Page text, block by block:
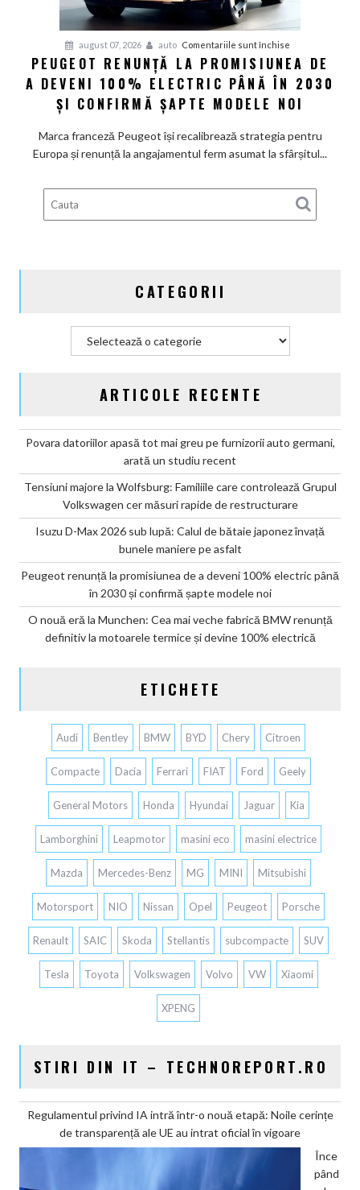
august 07, 2026 auto Comentariile sunt închise
Peugeot
renunță
la
de
a
electric
până
modele
PEUGEOT RENUNȚĂ LA PROMISIUNEA DE
A DEVENI 100% ELECTRIC PÂNĂ ÎN 2030
ȘI CONFIRMĂ ȘAPTE MODELE NOI
Marca franceză Peugeot își recalibrează strategia pentru
Europa și renunță la angajamentul ferm asumat la sfârșitul...
CATEGORII
ARTICOLE RECENTE
Povara datoriilor apasă tot mai greu pe furnizorii auto germani,
arată un studiu recent
Tensiuni majore la Wolfsburg: Familiile care controlează Grupul
Volkswagen cer măsuri rapide de restructurare
Isuzu D-Max 2026 sub lupă: Calul de bătaie japonez învață
bunele maniere pe asfalt
Peugeot renunță la promisiunea de a deveni 100% electric până
în 2030 și confirmă șapte modele noi
O nouă eră la Munchen: Cea mai veche fabrică BMW renunță
definitiv la motoarele termice și devine 100% electrică
ETICHETE
Audi Bentley BMW BYD Chery Citroen
Compacte Dacia Ferrari FIAT Ford Geely
General Motors Honda Hyundai Jaguar Kia
Lamborghini Leapmotor masini eco masini electrice
Mazda Mercedes-Benz MG MINI Mitsubishi
Motorsport NIO Nissan Opel Peugeot Porsche
Renault SAIC Skoda Stellantis subcompacte SUV
Tesla Toyota Volkswagen Volvo VW Xiaomi
XPENG
STIRI DIN IT – TECHNOREPORT.RO
Regulamentul privind IA intră într-o nouă etapă: Noile cerințe
de transparență ale UE au intrat oficial în vigoare
Înce
pând